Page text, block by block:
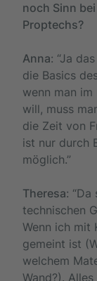
noch Sinn
Proptechs?
Anna: “Ja
die Basics
wenn man
will, muss
die Zeit von
ist nur durch
möglich.”
Theresa:
technischen
Wenn ich mit
gemeint ist
welchem
Wand?).